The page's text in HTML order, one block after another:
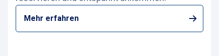
Mehr erfahren